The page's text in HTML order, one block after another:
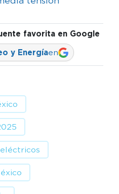
favorita en Google
y Energíaen